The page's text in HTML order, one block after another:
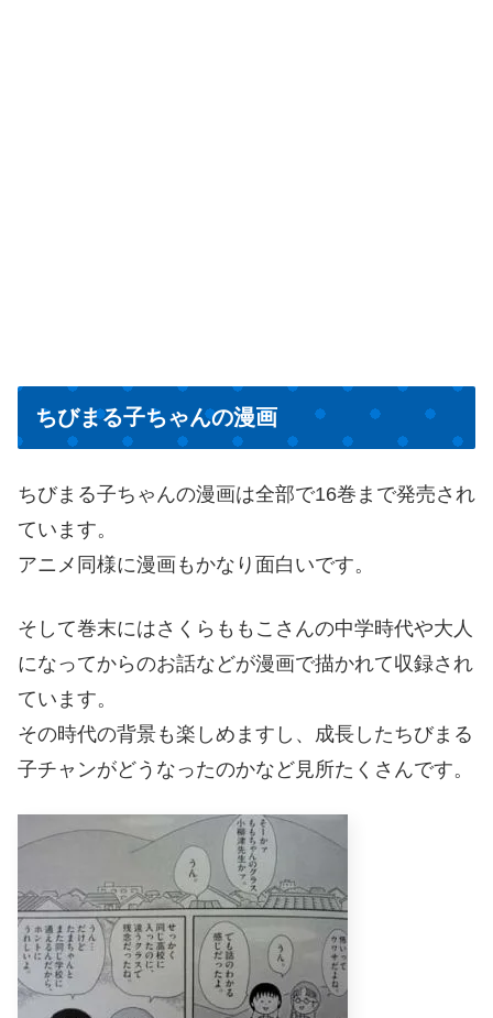
ちびまる子ちゃんの漫画
ちびまる子ちゃんの漫画は全部で16巻まで発売され
ています。
アニメ同様に漫画もかなり面白いです。
そして巻末にはさくらももこさんの中学時代や大人
になってからのお話などが漫画で描かれて収録され
ています。
その時代の背景も楽しめますし、成長したちびまる
子チャンがどうなったのかなど見所たくさんです。